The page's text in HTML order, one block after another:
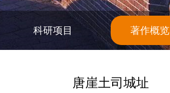
科研项目 著作概览
唐崖土司城址